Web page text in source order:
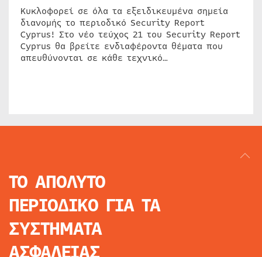
Κυκλοφορεί σε όλα τα εξειδικευμένα σημεία
διανομής το περιοδικό Security Report
Cyprus! Στο νέο τεύχος 21 του Security Report
Cyprus θα βρείτε ενδιαφέροντα θέματα που
απευθύνονται σε κάθε τεχνικό…
ΤΟ ΑΠΟΛΥΤΟ
ΠΕΡΙΟΔΙΚΟ ΓΙΑ ΤΑ
ΣΥΣΤΗΜΑΤΑ